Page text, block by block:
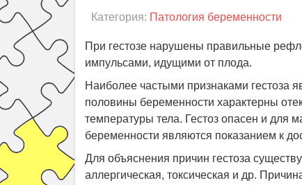
Категория: Патология беременности
При гестозе нарушены правильные
импульсами, идущими от плода.
Наиболее частыми признаками гестоза
половины беременности характерны
температуры тела. Гестоз опасен и для
беременности являются показанием к
Для объяснения причин гестоза
аллергическая, токсическая и др.